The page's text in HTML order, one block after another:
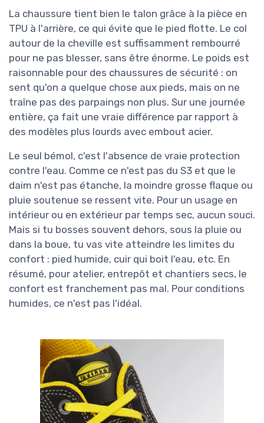
La chaussure tient bien le talon grâce à la pièce en
TPU à l'arrière, ce qui évite que le pied flotte. Le col
autour de la cheville est suffisamment rembourré
pour ne pas blesser, sans être énorme. Le poids est
raisonnable pour des chaussures de sécurité : on
sent qu'on a quelque chose aux pieds, mais on ne
traîne pas des parpaings non plus. Sur une journée
entière, ça fait une vraie différence par rapport à
des modèles plus lourds avec embout acier.
Le seul bémol, c'est l'absence de vraie protection
contre l'eau. Comme ce n'est pas du S3 et que le
daim n'est pas étanche, la moindre grosse flaque ou
pluie soutenue se ressent vite. Pour un usage en
intérieur ou en extérieur par temps sec, aucun souci.
Mais si tu bosses souvent dehors, sous la pluie ou
dans la boue, tu vas vite atteindre les limites du
confort : pied humide, cuir qui boit l'eau, etc. En
résumé, pour atelier, entrepôt et chantiers secs, le
confort est franchement pas mal. Pour conditions
humides, ce n'est pas l'idéal.